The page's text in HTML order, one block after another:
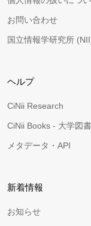
お問い合わせ
国立情報学研究所
ヘルプ
CiNii Research
CiNii Books - 大学図
メタデータ・API
新着情報
お知らせ